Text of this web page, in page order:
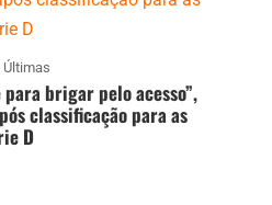
Últimas
brigar pelo acesso”,
classificação para as
D